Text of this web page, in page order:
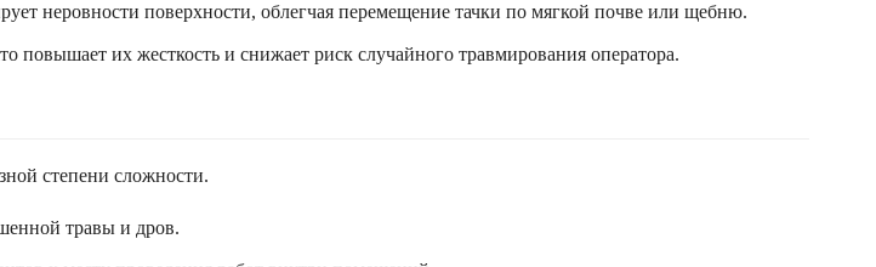
неровности поверхности, облегчая перемещение тачки по мягкой почве или щебню.
повышает их жесткость и снижает риск случайного травмирования оператора.
степени сложности.
травы и дров.